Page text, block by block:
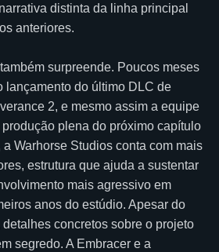
distinta da linha principal
anteriores.
surpreende. Poucos meses
lançamento do último DLC de
2, e mesmo assim a equipe
plena do próximo capítulo
Warhorse Studios conta com mais
estrutura que ajuda a sustentar
mais agressivo em
anos do estúdio. Apesar do
concretos sobre o projeto
segredo. A Embracer e a